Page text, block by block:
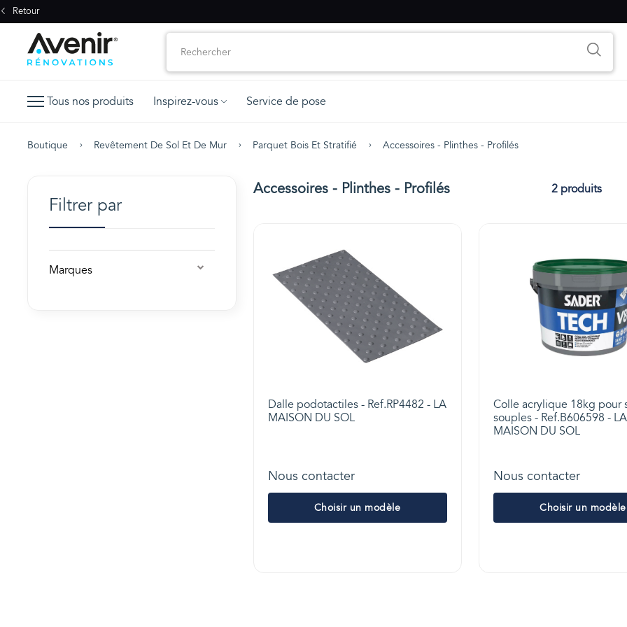
Retour
Tous nos produits Inspirez-vous Service de pose
Boutique Revêtement De Sol Et De Mur Parquet Bois Et Stratifié Accessoires - Plinthes - Profilés
Filtrer par
Marques
Accessoires - Plinthes - Profilés 2 produits
Dalle podotactiles - Ref.RP4482 - LA
MAISON DU SOL
Nous contacter
Choisir un modèle
Colle acrylique 18kg pour
souples - Ref.B606598 - LA
MAISON DU SOL
Nous contacter
Choisir un modèle